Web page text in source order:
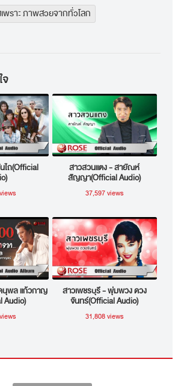
พราะ ภาพสวยจากทั่วโลก
ไถ(Official
สาวสวนแตง - สายัณห์
สัญญา(Official Audio)
37,597 views
นุพล แก้วกาญ
Audio)
สาวเพชรบุรี - พุ่มพวง ดวง
จันทร์(Official Audio)
31,808 views